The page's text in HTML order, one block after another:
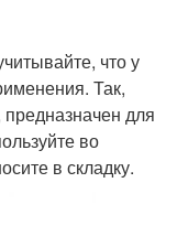
что у
Так,
для
во
в складку.